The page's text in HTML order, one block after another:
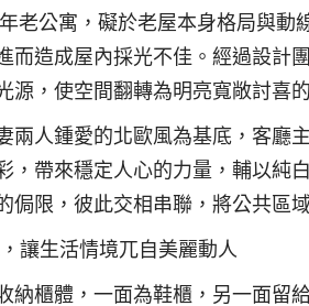
老公寓，礙於老屋本身格局與動
而造成屋內採光不佳。經過設計
源，使空間翻轉為明亮寬敞討喜
兩人鍾愛的北歐風為基底，客廳
，帶來穩定人心的力量，輔以純
侷限，彼此交相串聯，將公共區
讓生活情境兀自美麗動人
納櫃體，一面為鞋櫃，另一面留